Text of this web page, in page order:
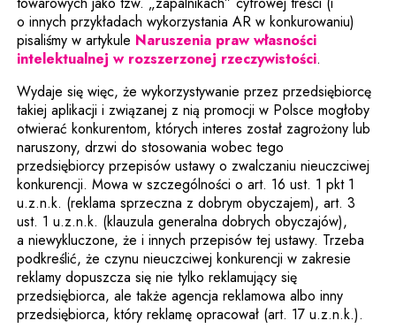
o innych przykładach wykorzystania AR w konkurowaniu)
pisaliśmy w artykule Naruszenia praw własności
intelektualnej w rozszerzonej rzeczywistości.
Wydaje się więc, że wykorzystywanie przez przedsiębiorcę
takiej aplikacji i związanej z nią promocji w Polsce mogłoby
otwierać konkurentom, których interes został zagrożony lub
naruszony, drzwi do stosowania wobec tego
przedsiębiorcy przepisów ustawy o zwalczaniu nieuczciwej
konkurencji. Mowa w szczególności o art. 16 ust. 1 pkt 1
u.z.n.k. (reklama sprzeczna z dobrym obyczajem), art. 3
ust. 1 u.z.n.k. (klauzula generalna dobrych obyczajów),
a niewykluczone, że i innych przepisów tej ustawy. Trzeba
podkreślić, że czynu nieuczciwej konkurencji w zakresie
reklamy dopuszcza się nie tylko reklamujący się
przedsiębiorca, ale także agencja reklamowa albo inny
przedsiębiorca, który reklamę opracował (art. 17 u.z.n.k.).